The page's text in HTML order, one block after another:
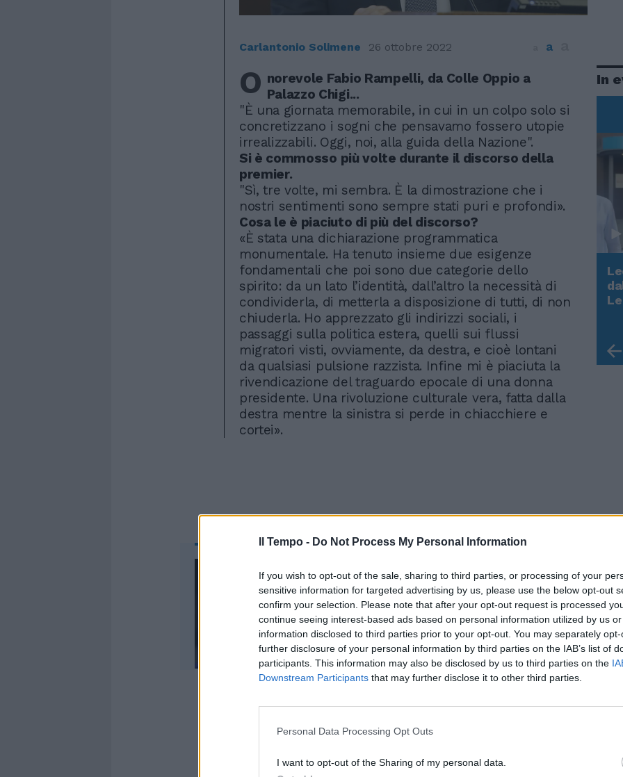
Il Tempo - Do Not Process My Personal Information
If you wish to opt-out of the sale, sharing to third parties, or processing of your
sensitive information for targeted advertising by us, please use the below opt-out
confirm your selection. Please note that after your opt-out request is processed
continue seeing interest-based ads based on personal information utilized by us
information disclosed to third parties prior to your opt-out. You may separately
further disclosure of your personal information by third parties on the IAB’s list of
participants. This information may also be disclosed by us to third parties on the
Downstream Participants that may further disclose it to other third parties.
Personal Data Processing Opt Outs
I want to opt-out of the Sharing of my personal data.
Carlantonio Solimene 26 ottobre 2022 a
O norevole Fabio Rampelli, da Colle Oppio a
Palazzo Chigi...
"È una giornata memorabile, in cui in un colpo solo si
concretizzano i sogni che pensavamo fossero utopie
irrealizzabili. Oggi, noi, alla guida della Nazione".
Si è commosso più volte durante il discorso della
premier.
"Sì, tre volte, mi sembra. È la dimostrazione che i
nostri sentimenti sono sempre stati puri e profondi».
Cosa le è piaciuto di più del discorso?
«È stata una dichiarazione programmatica
monumentale. Ha tenuto insieme due esigenze
fondamentali che poi sono due categorie dello
spirito: da un lato l’identità, dall’altro la necessità di
condividerla, di metterla a disposizione di tutti, di non
chiuderla. Ho apprezzato gli indirizzi sociali, i
passaggi sulla politica estera, quelli sui flussi
migratori visti, ovviamente, da destra, e cioè lontani
da qualsiasi pulsione razzista. Infine mi è piaciuta la
rivendicazione del traguardo epocale di una donna
presidente. Una rivoluzione culturale vera, fatta dalla
destra mentre la sinistra si perde in chiacchiere e
cortei».
Usa". Telefonata Meloni-
Biden
Ha parlato di sogni che sembravano irrealizzabili. In
In
Rudy Giuliani a Come States?
Trump, Meloni e la strategia
americana